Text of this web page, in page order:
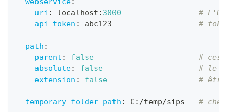
uri : localhost : 3000
#
api_token : abc123 #
path :
parent : false
# ces
absolute: false
# le
extension : false # être
temporary_folder_path : C : /temp/sips #